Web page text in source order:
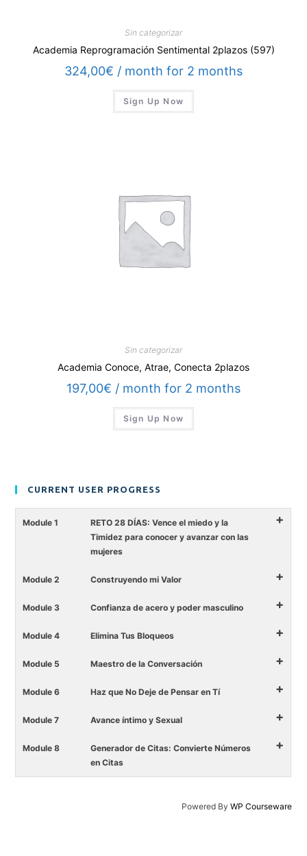
Sin categorizar
Academia Reprogramación Sentimental 2plazos (597)
324,00€ / month for 2 months
Sign Up Now
Sin categorizar
Academia Conoce, Atrae, Conecta 2plazos
197,00€ / month for 2 months
Sign Up Now
CURRENT USER PROGRESS
Module 1
RETO 28 DÍAS: Vence el miedo y la
Timidez para conocer y avanzar con las
mujeres
+
Module 2 Construyendo mi Valor +
Module 3 Confianza de acero y poder masculino +
Module 4 Elimina Tus Bloqueos +
Module 5 Maestro de la Conversación +
Module 6 Haz que No Deje de Pensar en Tí +
Module 7 Avance íntimo y Sexual +
Module 8
Generador de Citas: Convierte Números
en Citas
+
Powered By WP Courseware